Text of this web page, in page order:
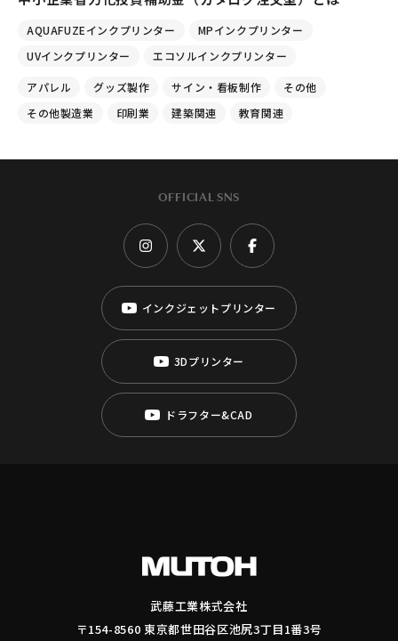
AQUAFUZEインクプリンター
MPインクプリンター
UVインクプリンター
エコソルインクプリンター
アパレル グッズ製作 サイン・看板制作
その他
その他製造業
印刷業 建築関連 教育関連
OFFICIAL SNS
インクジェットプリンター
3Dプリンター
ドラフター&CAD
武藤工業株式会社
〒154-8560 東京都世田谷区池尻3丁目1番3号